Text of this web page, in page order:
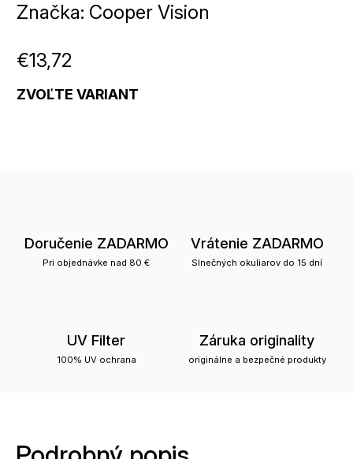
Značka: Cooper Vision
€13,72
ZVOĽTE VARIANT
Doručenie ZADARMO
Pri objednávke nad 80 €
Vrátenie ZADARMO
Slnečných okuliarov do 15 dní
UV Filter
100% UV ochrana
Záruka originality
originálne a bezpečné produkty